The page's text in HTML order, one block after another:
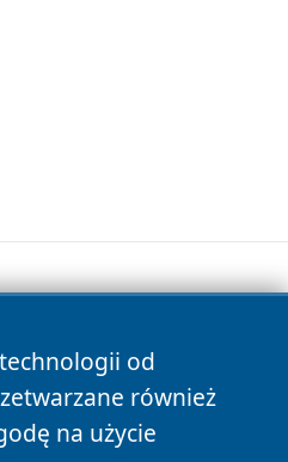
od
również
na użycie